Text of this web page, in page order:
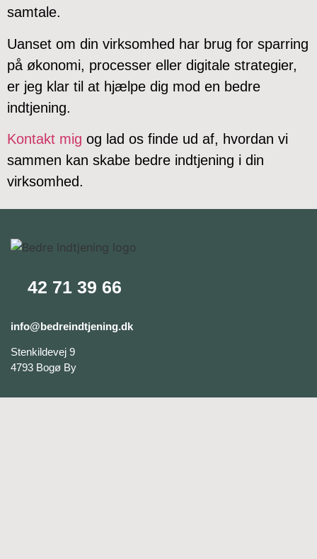
samtale.
Uanset om din virksomhed har brug for sparring
på økonomi, processer eller digitale strategier,
er jeg klar til at hjælpe dig mod en bedre
indtjening.
Kontakt mig og lad os finde ud af, hvordan vi
sammen kan skabe bedre indtjening i din
virksomhed.
42 71 39 66
info@bedreindtjening.dk
Stenkildevej 9
4793 Bogø By